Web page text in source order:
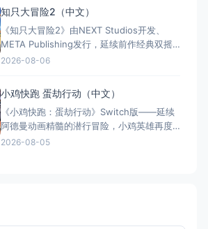
佳选择；25个手工关卡、史诗头目战与即时
强化系统带来丰富体验。全区中文支持，容
量仅1GB，Switch/S
知只大冒险2（中文）
《知只大冒险2》由NEXT Studios开发、
META Publishing发行，延续前作经典双摇
杆控制双腿的玩法，首次支持最多4人联机合
持跨平台联机与全区中文，2025年11月5日
全平台发售，Switch港服约73
2026-08-06
小鸡快跑 蛋劫行动（中文）
《小鸡快跑：蛋劫行动》Switch版——延续
阿德曼动画精髓的潜行冒险，小鸡英雄再度
集结 游戏类型：动作冒险类（潜行 × 动作平
2026-08-05